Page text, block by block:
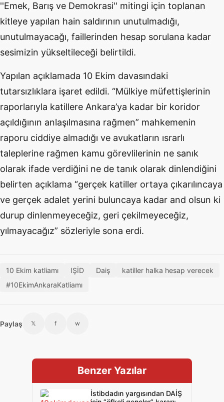
''Emek, Barış ve Demokrasi'' mitingi için toplanan
kitleye yapılan hain saldırının unutulmadığı,
unutulmayacağı, faillerinden hesap sorulana kadar
sesimizin yükseltileceği belirtildi.
Yapılan açıklamada 10 Ekim davasındaki
tutarsızlıklara işaret edildi. “Mülkiye müfettişlerinin
raporlarıyla katillere Ankara’ya kadar bir koridor
açıldığının anlaşılmasına rağmen” mahkemenin
raporu ciddiye almadığı ve avukatların ısrarlı
taleplerine rağmen kamu görevlilerinin ne sanık
olarak ifade verdiğini ne de tanık olarak dinlendiğini
belirten açıklama “gerçek katiller ortaya çıkarılıncaya
ve gerçek adalet yerini buluncaya kadar and olsun ki
durup dinlenmeyeceğiz, geri çekilmeyeceğiz,
yılmayacağız” sözleriyle sona erdi.
10 Ekim katliamı IŞİD Daiş
katiller halka hesap verecek
#10EkimAnkaraKatliamı
Paylaş 𝕏 f w
Benzer Yazılar
İstibdadın yargısından DAİŞ